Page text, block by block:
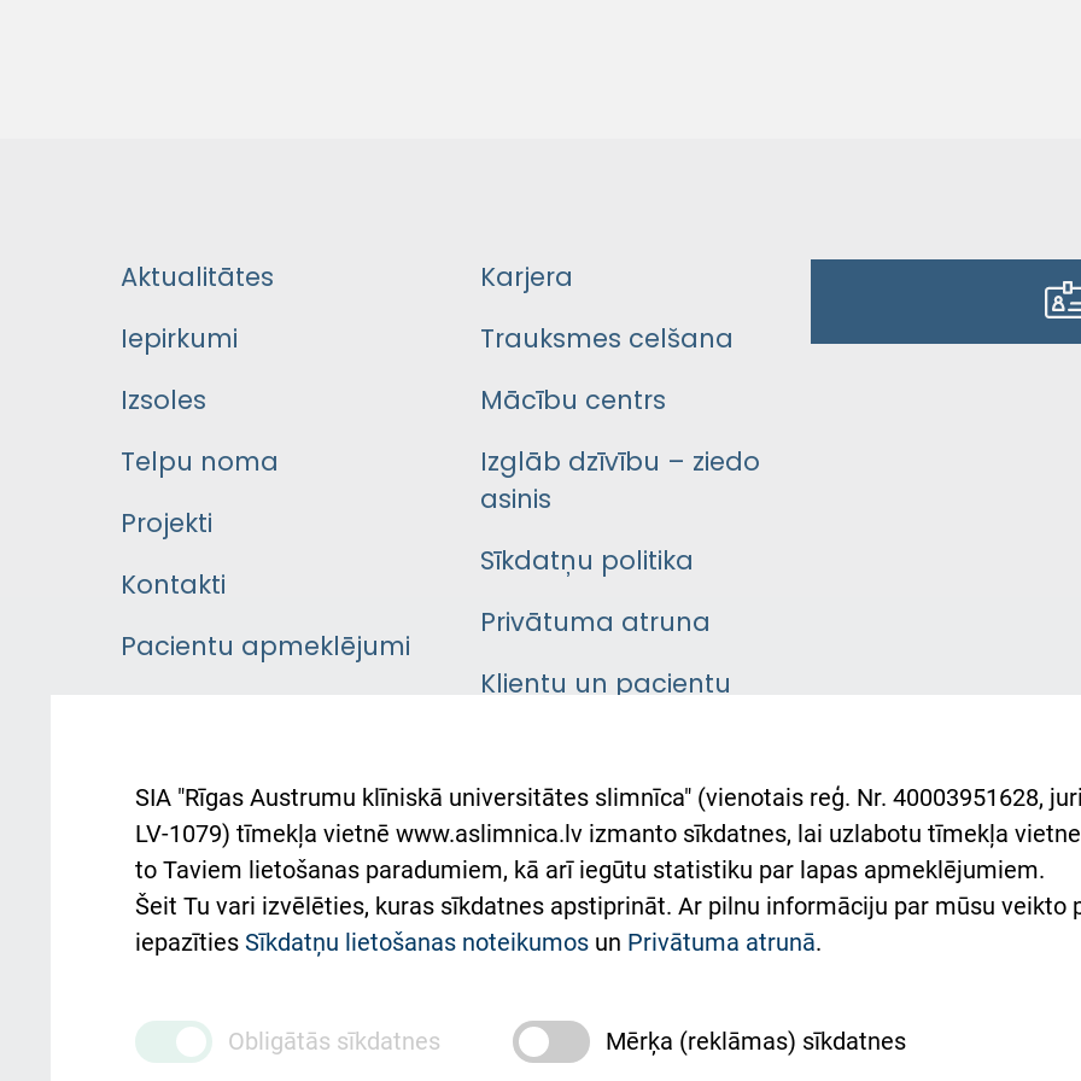
Aktualitātes
Iepirkumi
Izsoles
Telpu noma
Projekti
Kontakti
Pacientu apmeklējumi
Pacienta
atsauksmju/sūdzību
iesniegšanas kārtība
Kā pie mums nokļūt
ceļvedis
Karjera
Trauksmes celšana
Mācību centrs
Izglāb dzīvību – ziedo
asinis
Sīkdatņu politika
Privātuma atruna
Klientu un pacientu
Austrumu slimnīcas
atbalsts Ukrainai
Підтримка Східної лікарні
та співпраця з Україною
SIA "Rīgas Austrumu klīniskā universitātes slimnīca" (vienotais reģ. Nr. 40003951628,
LV-1079) tīmekļa vietnē www.aslimnica.lv izmanto sīkdatnes, lai uzlabotu tīmekļa
to Taviem lietošanas paradumiem, kā arī iegūtu statistiku par lapas apmeklējumiem.
Šeit Tu vari izvēlēties, kuras sīkdatnes apstiprināt. Ar pilnu informāciju par mūsu veikto
iepazīties Sīkdatņu lietošanas noteikumos un Privātuma atrunā.
Obligātās sīkdatnes Mērķa (reklāmas) sīkdatnes